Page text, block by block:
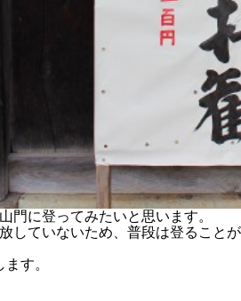
門に登ってみたいと思います。
していないため、普段は登ることが
す。